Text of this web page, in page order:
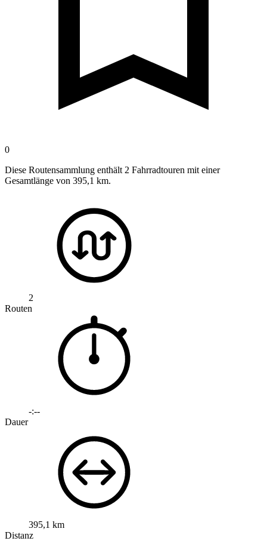
0
Diese Routensammlung enthält 2 Fahrradtouren mit einer
Gesamtlänge von 395,1 km.
2
Routen
-:--
Dauer
395,1 km
Distanz